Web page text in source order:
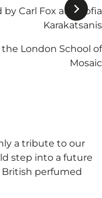
Carl Fox and Sofia
Karakatsanis
London School of
Mosaic
a tribute to our
step into a future
British perfumed